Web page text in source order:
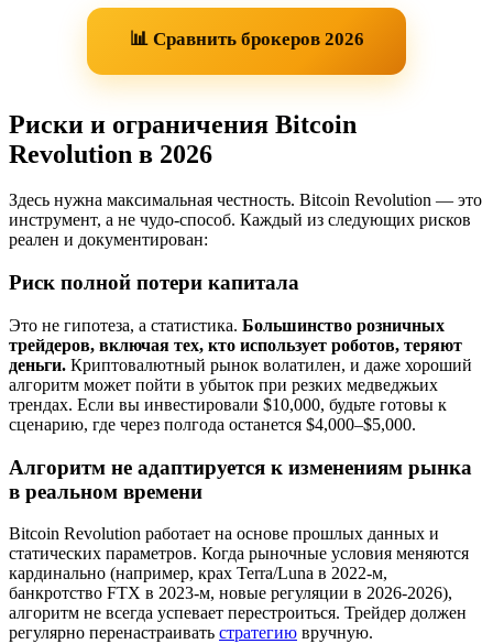
📊 Сравнить брокеров 2026
Риски и ограничения Bitcoin
Revolution в 2026
Здесь нужна максимальная честность. Bitcoin Revolution — это
инструмент, а не чудо-способ. Каждый из следующих рисков
реален и документирован:
Риск полной потери капитала
Это не гипотеза, а статистика. Большинство розничных
трейдеров, включая тех, кто использует роботов, теряют
деньги. Криптовалютный рынок волатилен, и даже хороший
алгоритм может пойти в убыток при резких медведжьих
трендах. Если вы инвестировали $10,000, будьте готовы к
сценарию, где через полгода останется $4,000–$5,000.
Алгоритм не адаптируется к изменениям рынка
в реальном времени
Bitcoin Revolution работает на основе прошлых данных и
статических параметров. Когда рыночные условия меняются
кардинально (например, крах Terra/Luna в 2022-м,
банкротство FTX в 2023-м, новые регуляции в 2026-2026),
алгоритм не всегда успевает перестроиться. Трейдер должен
регулярно перенастраивать стратегию вручную.